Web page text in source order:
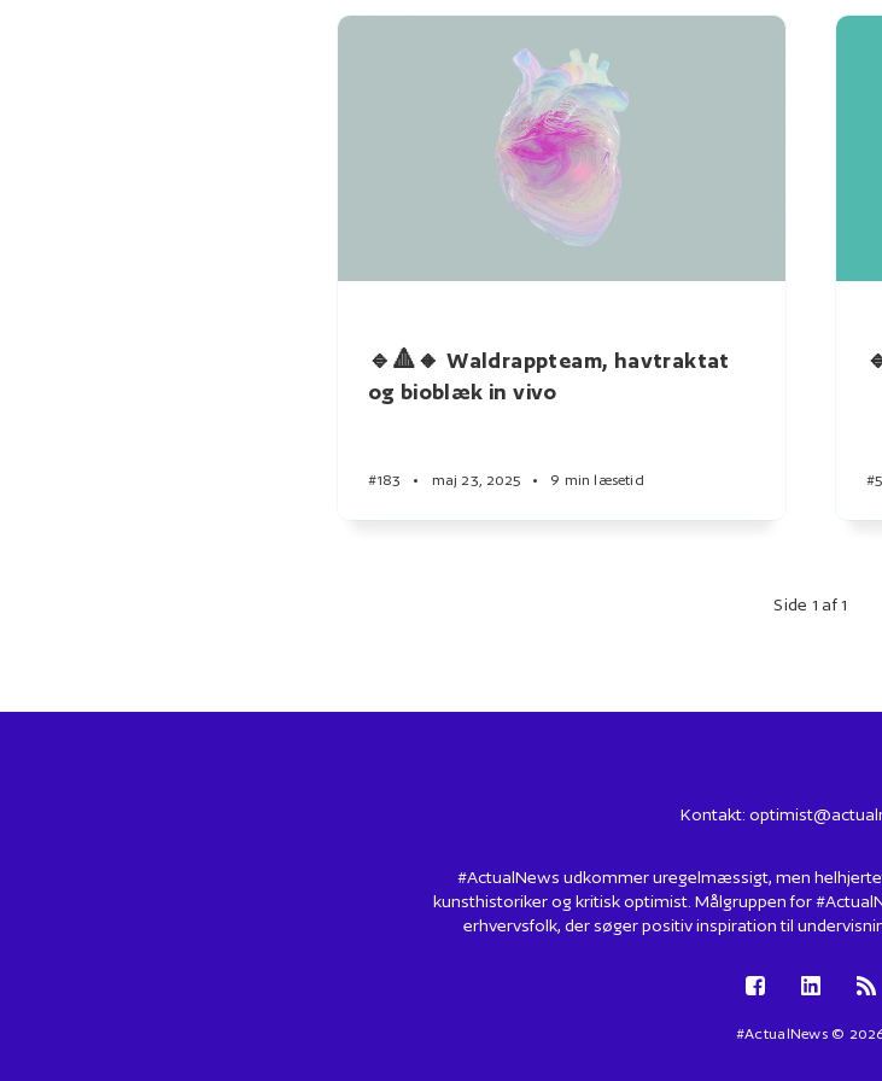
🔹🔺🔸 Waldrappteam, havtraktat
og bioblæk in vivo
#183 • maj 23, 2025 • 9 min læsetid
Side 1 af 1
Kontakt:
#ActualNews udkommer uregelmæssigt, men
kunsthistoriker og kritisk optimist. Målgruppen for
erhvervsfolk, der søger positiv inspiration til
#ActualNews ©